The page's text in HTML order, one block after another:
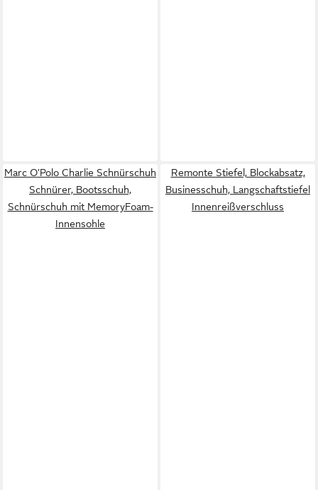
Marc O'Polo Charlie Schnürschuh
Schnürer, Bootsschuh,
Schnürschuh mit MemoryFoam-
Innensohle
Remonte Stiefel, Blockabsatz,
Businesschuh, Langschaftstiefel
Innenreißverschluss